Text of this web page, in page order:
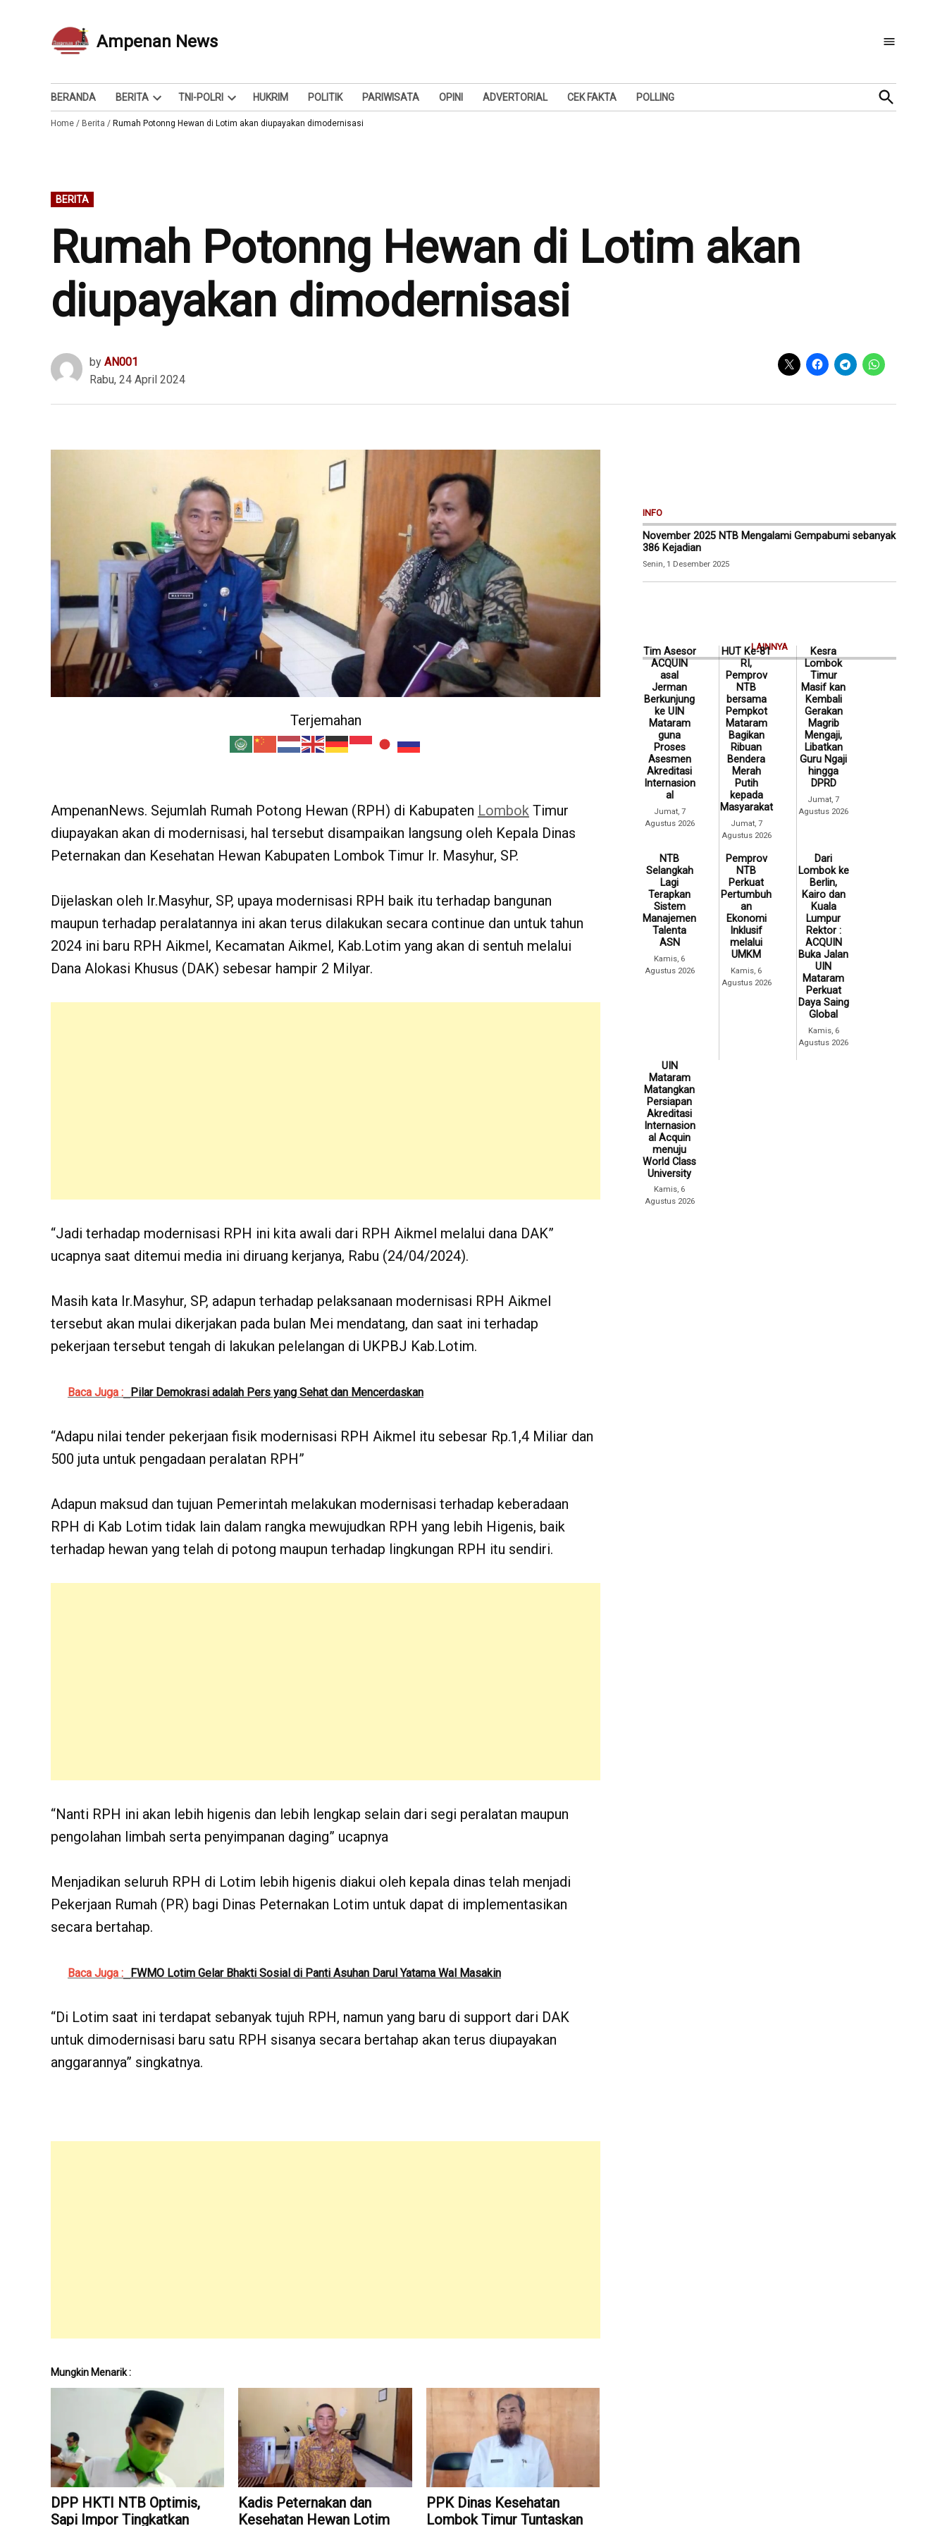
Ampenan News
Berita dan Info
BERANDA BERITA
Open
dropdown
TNI-POLRI
Open
dropdown
HUKRIM POLITIK PARIWISATA OPINI ADVERTORIAL CEK FAKTA POLLING
Open
Search
Home / Berita / Rumah Potonng Hewan di Lotim akan diupayakan dimodernisasi
POSTED
IN
BERITA
Rumah Potonng Hewan di Lotim akan
diupayakan dimodernisasi
by AN001
Rabu, 24 April 2024
Terjemahan
AmpenanNews. Sejumlah Rumah Potong Hewan (RPH) di Kabupaten Lombok Timur
diupayakan akan di modernisasi, hal tersebut disampaikan langsung oleh Kepala Dinas
Peternakan dan Kesehatan Hewan Kabupaten Lombok Timur Ir. Masyhur, SP.
Dijelaskan oleh Ir.Masyhur, SP, upaya modernisasi RPH baik itu terhadap bangunan
maupun terhadap peralatannya ini akan terus dilakukan secara continue dan untuk tahun
2024 ini baru RPH Aikmel, Kecamatan Aikmel, Kab.Lotim yang akan di sentuh melalui
Dana Alokasi Khusus (DAK) sebesar hampir 2 Milyar.
“Jadi terhadap modernisasi RPH ini kita awali dari RPH Aikmel melalui dana DAK”
ucapnya saat ditemui media ini diruang kerjanya, Rabu (24/04/2024).
Masih kata Ir.Masyhur, SP, adapun terhadap pelaksanaan modernisasi RPH Aikmel
tersebut akan mulai dikerjakan pada bulan Mei mendatang, dan saat ini terhadap
pekerjaan tersebut tengah di lakukan pelelangan di UKPBJ Kab.Lotim.
Baca Juga : Pilar Demokrasi adalah Pers yang Sehat dan Mencerdaskan
“Adapu nilai tender pekerjaan fisik modernisasi RPH Aikmel itu sebesar Rp.1,4 Miliar dan
500 juta untuk pengadaan peralatan RPH”
Adapun maksud dan tujuan Pemerintah melakukan modernisasi terhadap keberadaan
RPH di Kab Lotim tidak lain dalam rangka mewujudkan RPH yang lebih Higenis, baik
terhadap hewan yang telah di potong maupun terhadap lingkungan RPH itu sendiri.
“Nanti RPH ini akan lebih higenis dan lebih lengkap selain dari segi peralatan maupun
pengolahan limbah serta penyimpanan daging” ucapnya
Menjadikan seluruh RPH di Lotim lebih higenis diakui oleh kepala dinas telah menjadi
Pekerjaan Rumah (PR) bagi Dinas Peternakan Lotim untuk dapat di implementasikan
secara bertahap.
Baca Juga : FWMO Lotim Gelar Bhakti Sosial di Panti Asuhan Darul Yatama Wal Masakin
“Di Lotim saat ini terdapat sebanyak tujuh RPH, namun yang baru di support dari DAK
untuk dimodernisasi baru satu RPH sisanya secara bertahap akan terus diupayakan
anggarannya” singkatnya.
Mungkin Menarik :
DPP HKTI NTB Optimis,
Sapi Impor Tingkatkan
Kadis Peternakan dan
Kesehatan Hewan Lotim
PPK Dinas Kesehatan
Lombok Timur Tuntaskan
INFO
November 2025 NTB Mengalami Gempabumi sebanyak
386 Kejadian
Senin, 1 Desember 2025
LAINNYA
Tim Asesor
ACQUIN
asal
Jerman
Berkunjung
ke UIN
Mataram
guna
Proses
Asesmen
Akreditasi
Internasion
al
Jumat, 7
Agustus 2026
HUT Ke-81
RI,
Pemprov
NTB
bersama
Pempkot
Mataram
Bagikan
Ribuan
Bendera
Merah
Putih
kepada
Masyarakat
Jumat, 7
Agustus 2026
Kesra
Lombok
Timur
Masif kan
Kembali
Gerakan
Magrib
Mengaji,
Libatkan
Guru Ngaji
hingga
DPRD
Jumat, 7
Agustus 2026
NTB
Selangkah
Lagi
Terapkan
Sistem
Manajemen
Talenta
ASN
Kamis, 6
Agustus 2026
Pemprov
NTB
Perkuat
Pertumbuh
an
Ekonomi
Inklusif
melalui
UMKM
Kamis, 6
Agustus 2026
Dari
Lombok ke
Berlin,
Kairo dan
Kuala
Lumpur
Rektor :
ACQUIN
Buka Jalan
UIN
Mataram
Perkuat
Daya Saing
Global
Kamis, 6
Agustus 2026
UIN
Mataram
Matangkan
Persiapan
Akreditasi
Internasion
al Acquin
menuju
World Class
University
Kamis, 6
Agustus 2026